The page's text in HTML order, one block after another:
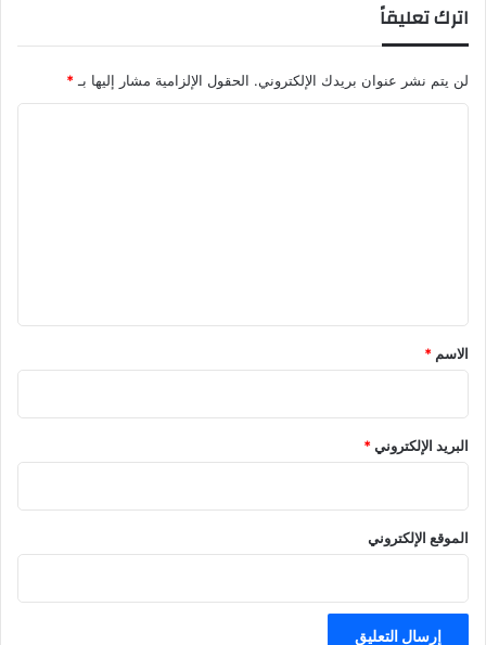
ي
ف
ب
اترك تعليقاً
لن يتم نشر عنوان بريدك الإلكتروني. الحقول الإلزامية مشار إليها بـ*
*
الاسم *
البريد الإلكتروني*
الموقع الإلكتروني